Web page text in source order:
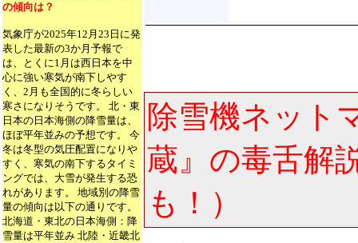
の傾向は？
気象庁が2025年12月23日に発
表した最新の3か月予報で
は、とくに1月は西日本を中
心に強い寒気が南下しやす
く、2月も全国的に冬らしい
寒さになりそうです。 北・東
日本の日本海側の降雪量は、
ほぼ平年並みの予想です。 今
冬は冬型の気圧配置になりや
すく、寒気の南下するタイミ
ングでは、大雪が発生する恐
れがあります。 地域別の降雪
量の傾向は以下の通りです。
北海道・東北の日本海側：降
雪量は平年並み 北陸・近畿北
除雪機ネット
蔵』の毒舌解
も！）